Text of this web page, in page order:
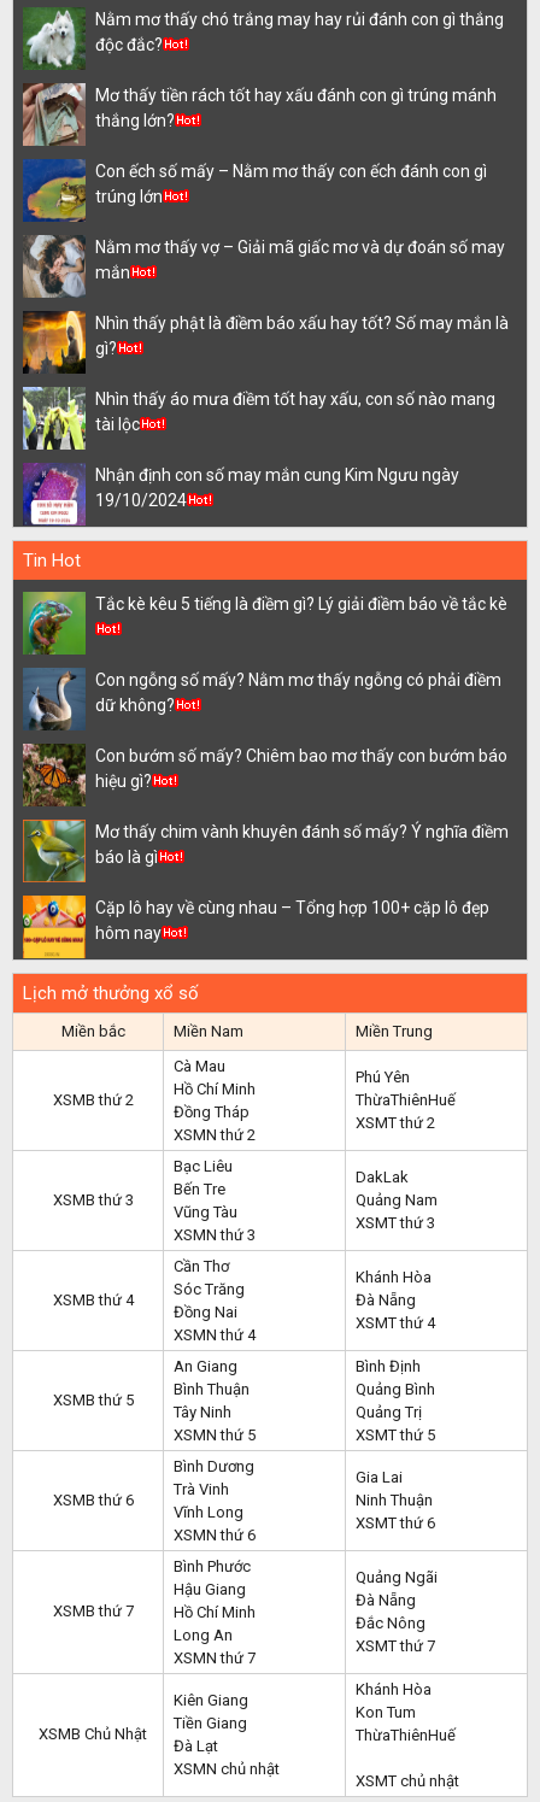
Nằm mơ thấy chó trắng may hay rủi đánh con gì thắng
độc đắc?
Mơ thấy tiền rách tốt hay xấu đánh con gì trúng mánh
thắng lớn?
Con ếch số mấy – Nằm mơ thấy con ếch đánh con gì
trúng lớn
Nằm mơ thấy vợ – Giải mã giấc mơ và dự đoán số may
mắn
Nhìn thấy phật là điềm báo xấu hay tốt? Số may mắn là
gì?
Nhìn thấy áo mưa điềm tốt hay xấu, con số nào mang
tài lộc
Nhận định con số may mắn cung Kim Ngưu ngày
19/10/2024
Tin Hot
Tắc kè kêu 5 tiếng là điềm gì? Lý giải điềm báo về tắc kè
Con ngỗng số mấy? Nằm mơ thấy ngỗng có phải điềm
dữ không?
Con bướm số mấy? Chiêm bao mơ thấy con bướm báo
hiệu gì?
Mơ thấy chim vành khuyên đánh số mấy? Ý nghĩa điềm
báo là gì
Cặp lô hay về cùng nhau – Tổng hợp 100+ cặp lô đẹp
hôm nay
Lịch mở thưởng xổ số
Miền bắc Miền Nam Miền Trung
XSMB thứ 2
Cà Mau
Hồ Chí Minh
Đồng Tháp
XSMN thứ 2
Phú Yên
ThừaThiênHuế
XSMT thứ 2
XSMB thứ 3
Bạc Liêu
Bến Tre
Vũng Tàu
XSMN thứ 3
DakLak
Quảng Nam
XSMT thứ 3
XSMB thứ 4
Cần Thơ
Sóc Trăng
Đồng Nai
XSMN thứ 4
Khánh Hòa
Đà Nẵng
XSMT thứ 4
XSMB thứ 5
An Giang
Bình Thuận
Tây Ninh
XSMN thứ 5
Bình Định
Quảng Bình
Quảng Trị
XSMT thứ 5
XSMB thứ 6
Bình Dương
Trà Vinh
Vĩnh Long
XSMN thứ 6
Gia Lai
Ninh Thuận
XSMT thứ 6
XSMB thứ 7
Bình Phước
Hậu Giang
Hồ Chí Minh
Long An
XSMN thứ 7
Quảng Ngãi
Đà Nẵng
Đắc Nông
XSMT thứ 7
XSMB Chủ Nhật
Kiên Giang
Tiền Giang
Đà Lạt
XSMN chủ nhật
Khánh Hòa
Kon Tum
ThừaThiênHuế
XSMT chủ nhật